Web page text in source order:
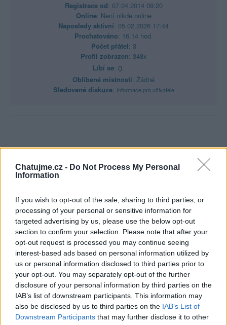
Chatujme.cz - Do Not Process My Personal
Information
If you wish to opt-out of the sale, sharing to third parties, or
processing of your personal or sensitive information for
targeted advertising by us, please use the below opt-out
section to confirm your selection. Please note that after your
opt-out request is processed you may continue seeing
interest-based ads based on personal information utilized by
us or personal information disclosed to third parties prior to
your opt-out. You may separately opt-out of the further
disclosure of your personal information by third parties on the
IAB’s list of downstream participants. This information may
also be disclosed by us to third parties on the IAB’s List of
Downstream Participants that may further disclose it to other
Registrace od: 07.04.2014 09:20
Online: Není nikde online
Naposledy aktivní: 05.02.2026 17:44
Prochatováno: 16.14 hod.
Počet přátel: 3
Profil zobrazen: 348x
Líbí se: 0
Oblibené místnosti: Žádné
Sledované diskuze: Informace pro uživatele
Poslední 3 příspěvky na mé zdi
elenst (před 5 lety)
Vlasta-Z
(před 5 lety)
Ahoj!!